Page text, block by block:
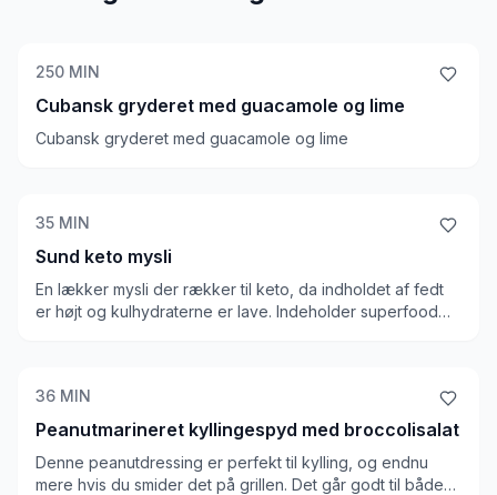
250 MIN
Cubansk gryderet med guacamole og lime
Cubansk gryderet med guacamole og lime
35 MIN
Sund keto mysli
En lækker mysli der rækker til keto, da indholdet af fedt
er højt og kulhydraterne er lave. Indeholder superfood
ganske pæn mysli på keto
36 MIN
Peanutmarineret kyllingespyd med broccolisalat
Denne peanutdressing er perfekt til kylling, og endnu
mere hvis du smider det på grillen. Det går godt til både